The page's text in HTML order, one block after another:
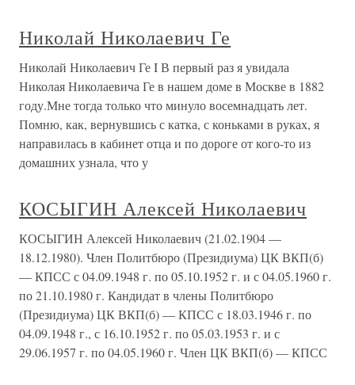
Николай Николаевич Ге
Николай Николаевич Ге I В первый раз я увидала
Николая Николаевича Ге в нашем доме в Москве в 1882
году.Мне тогда только что минуло восемнадцать лет.
Помню, как, вернувшись с катка, с коньками в руках, я
направилась в кабинет отца и по дороге от кого-то из
домашних узнала, что у
КОСЫГИН Алексей Николаевич
КОСЫГИН Алексей Николаевич (21.02.1904 —
18.12.1980). Член Политбюро (Президиума) ЦК ВКП(б)
— КПСС с 04.09.1948 г. по 05.10.1952 г. и с 04.05.1960 г.
по 21.10.1980 г. Кандидат в члены Политбюро
(Президиума) ЦК ВКП(б) — КПСС с 18.03.1946 г. по
04.09.1948 г., с 16.10.1952 г. по 05.03.1953 г. и с
29.06.1957 г. по 04.05.1960 г. Член ЦК ВКП(б) — КПСС